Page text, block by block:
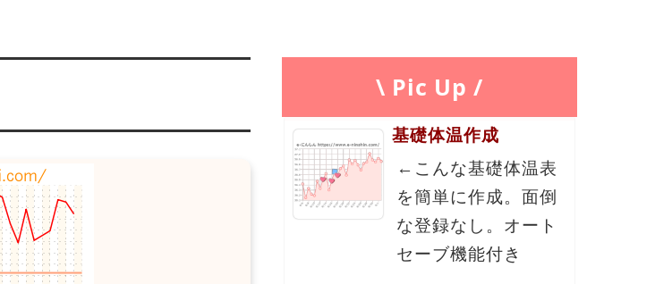
\ Pic Up /
基礎体温作成
←こんな基礎体温表
を簡単に作成。面倒
な登録なし。オート
セーブ機能付き